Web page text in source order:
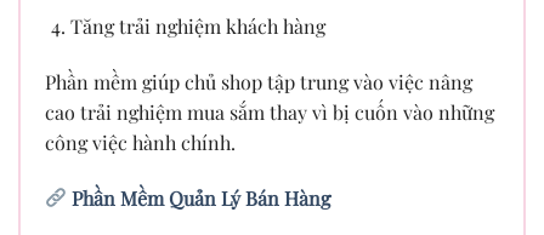
Tăng trải nghiệm khách hàng
Phần mềm giúp chủ shop tập trung vào việc nâng
cao trải nghiệm mua sắm thay vì bị cuốn vào những
công việc hành chính.
Phần Mềm Quản Lý Bán Hàng